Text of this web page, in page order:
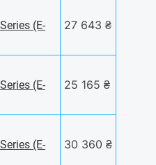
(E-
27 643 ₴
(E-
25 165 ₴
(E-
30 360 ₴